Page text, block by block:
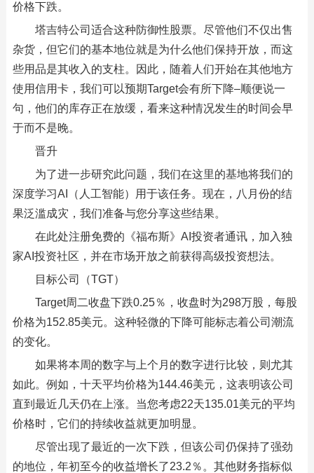
价格下跌。
塔吉特公司适合这种防御性股票。尽管他们不仅出售
杂货，但它们的基本地位就是为什么他们保持开放，而这
些用品是其收入的支柱。因此，随着人们开始在其他地方
使用信用卡，我们可以预期Target会有所下降–顺便说一
句，他们的库存正在放缓，看来这种情况发生的时间会早
于而不是晚。
晋升
为了进一步研究此问题，我们在这里的基地将我们的
深度学习AI（人工智能）用于该任务。现在，八月份的结
果泛滥成灾，我们准备与您分享这些结果。
在此处注册免费的《福布斯》AI投资者通讯，加入独
家AI投资社区，并在市场开放之前获得高级投资想法。
目标公司（TGT）
Target周二收盘下跌0.25％，收盘时为298万股，每股
价格为152.85美元。这种轻微的下降可能标志着公司潮流
的变化。
如果将本周的数字与上个月的数字进行比较，则尤其
如此。例如，十天平均价格为144.46美元，这表明该公司
直到最近几天仍在上涨。当您考虑22天135.01美元的平均
价格时，它们的持续收益就更加明显。
尽管出现了最近的一次下跌，但该公司仍保持了强劲
的地位，年初至今的收益增长了23.2％。其他财务指标似